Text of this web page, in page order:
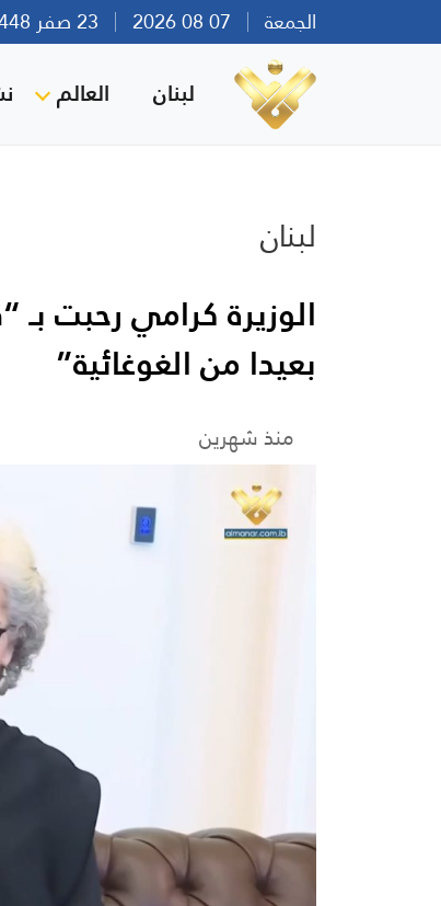
الجمعة
لبنان العالم
لبنان
الوزيرة كرامي رحبت بـ
بعيدا من الغوغائية”
منذ شهرين